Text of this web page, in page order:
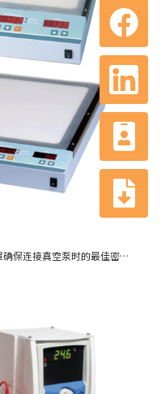
MG 系列环绕沟槽设计和密封硅橡胶面罩确保连接真空泵时的最佳密封。